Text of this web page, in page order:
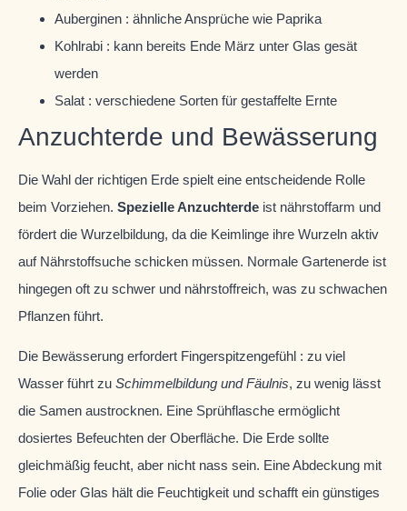
Auberginen : ähnliche Ansprüche wie Paprika
Kohlrabi : kann bereits Ende März unter Glas gesät
werden
Salat : verschiedene Sorten für gestaffelte Ernte
Anzuchterde und Bewässerung
Die Wahl der richtigen Erde spielt eine entscheidende Rolle
beim Vorziehen. Spezielle Anzuchterde ist nährstoffarm und
fördert die Wurzelbildung, da die Keimlinge ihre Wurzeln aktiv
auf Nährstoffsuche schicken müssen. Normale Gartenerde ist
hingegen oft zu schwer und nährstoffreich, was zu schwachen
Pflanzen führt.
Die Bewässerung erfordert Fingerspitzengefühl : zu viel
Wasser führt zu Schimmelbildung und Fäulnis, zu wenig lässt
die Samen austrocknen. Eine Sprühflasche ermöglicht
dosiertes Befeuchten der Oberfläche. Die Erde sollte
gleichmäßig feucht, aber nicht nass sein. Eine Abdeckung mit
Folie oder Glas hält die Feuchtigkeit und schafft ein günstiges